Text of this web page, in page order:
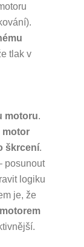
tlak v
motoru.
motor
škrcení.
posunout
logiku
je, že